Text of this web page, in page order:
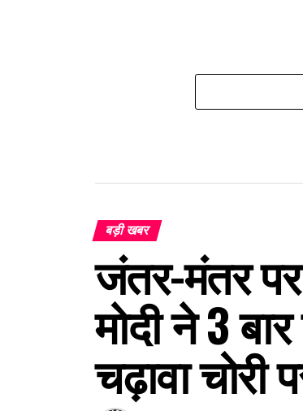
बड़ी खबर
जंतर-मंतर
मोदी ने 3
चढ़ावा चोरी